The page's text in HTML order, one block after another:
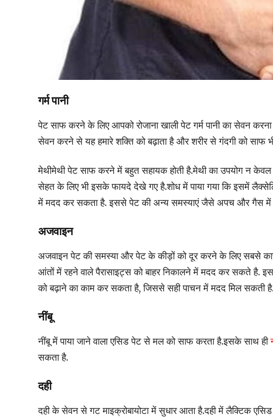
गर्म पानी
पेट साफ करने के लिए आपको रोजाना खाली पेट गर्म पानी का सेवन करना
सेवन करने से यह हमारे शक्ति को बढ़ाता है और शरीर से गंदगी को साफ
मेथीमेथी पेट साफ करने में बहुत सहायक होती है.मेथी का उपयोग न केवल
सेहत के लिए भी इसके फायदे देखे गए है.शोध में पाया गया कि इसमें
में मदद कर सकता है. इससे पेट की अन्य समस्याएं जैसे अपच और गैस में
अजवाइन
अजवाइन पेट की समस्या और पेट के कीड़ों को दूर करने के लिए सबसे
आंतों में रहने वाले पैरासाइट्स को बाहर निकालने में मदद कर सकते है.
को बढ़ाने का काम कर सकता है, जिससे सही पाचन में मदद मिल सकती
नींबू
नींबू में पाया जाने वाला एसिड पेट से मल को साफ करता है.इसके साथ ही
सकता है.
दही
दही के सेवन से गट माइक्रोबायोटा में सुधार आता है.दही में लैक्टिक